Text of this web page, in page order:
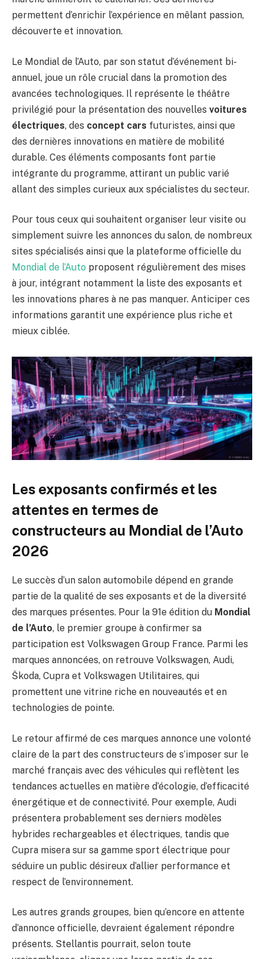
permettent d’enrichir l’expérience en mêlant passion,
découverte et innovation.
Le Mondial de l’Auto, par son statut d’événement bi-
annuel, joue un rôle crucial dans la promotion des
avancées technologiques. Il représente le théâtre
privilégié pour la présentation des nouvelles voitures
électriques, des concept cars futuristes, ainsi que
des dernières innovations en matière de mobilité
durable. Ces éléments composants font partie
intégrante du programme, attirant un public varié
allant des simples curieux aux spécialistes du secteur.
Pour tous ceux qui souhaitent organiser leur visite ou
simplement suivre les annonces du salon, de nombreux
sites spécialisés ainsi que la plateforme officielle du
Mondial de l’Auto proposent régulièrement des mises
à jour, intégrant notamment la liste des exposants et
les innovations phares à ne pas manquer. Anticiper ces
informations garantit une expérience plus riche et
mieux ciblée.
Les exposants confirmés et les
attentes en termes de
constructeurs au Mondial de l’Auto
2026
Le succès d’un salon automobile dépend en grande
partie de la qualité de ses exposants et de la diversité
des marques présentes. Pour la 91e édition du Mondial
de l’Auto, le premier groupe à confirmer sa
participation est Volkswagen Group France. Parmi les
marques annoncées, on retrouve Volkswagen, Audi,
Škoda, Cupra et Volkswagen Utilitaires, qui
promettent une vitrine riche en nouveautés et en
technologies de pointe.
Le retour affirmé de ces marques annonce une volonté
claire de la part des constructeurs de s’imposer sur le
marché français avec des véhicules qui reflètent les
tendances actuelles en matière d’écologie, d’efficacité
énergétique et de connectivité. Pour exemple, Audi
présentera probablement ses derniers modèles
hybrides rechargeables et électriques, tandis que
Cupra misera sur sa gamme sport électrique pour
séduire un public désireux d’allier performance et
respect de l’environnement.
Les autres grands groupes, bien qu’encore en attente
d’annonce officielle, devraient également répondre
présents. Stellantis pourrait, selon toute